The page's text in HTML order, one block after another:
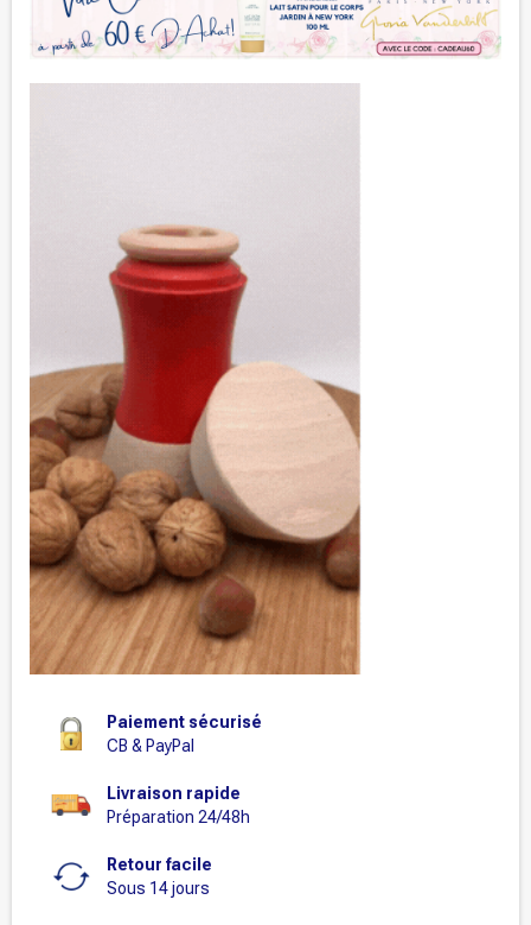
Paiement sécurisé
CB & PayPal
Livraison rapide
Préparation 24/48h
Retour facile
Sous 14 jours